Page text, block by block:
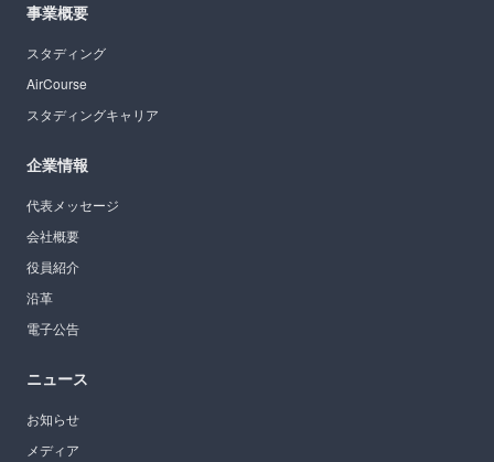
事業概要
スタディング
AirCourse
スタディングキャリア
企業情報
代表メッセージ
会社概要
役員紹介
沿革
電子公告
ニュース
お知らせ
メディア